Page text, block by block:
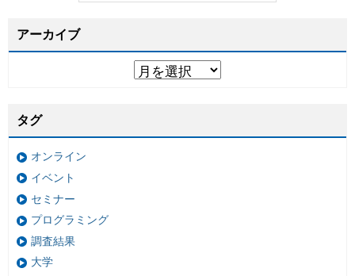
アーカイブ
タグ
オンライン
イベント
セミナー
プログラミング
調査結果
大学